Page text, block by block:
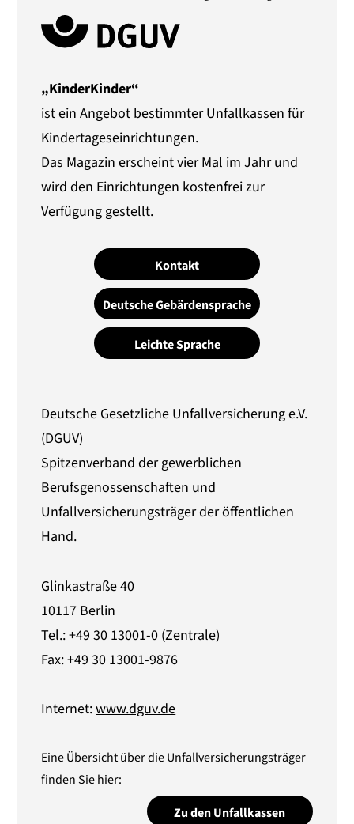
„KinderKinder“
ist ein Angebot bestimmter Unfallkassen für
Kindertageseinrichtungen.
Das Magazin erscheint vier Mal im Jahr und
wird den Einrichtungen kostenfrei zur
Verfügung gestellt.
Kontakt
Deutsche Gebärdensprache
Leichte Sprache
Deutsche Gesetzliche Unfallversicherung e.V.
(DGUV)
Spitzenverband der gewerblichen
Berufsgenossenschaften und
Unfallversicherungsträger der öffentlichen
Hand.
Glinkastraße 40
10117 Berlin
Tel.: +49 30 13001-0 (Zentrale)
Fax: +49 30 13001-9876
Internet:www.dguv.de
Eine Übersicht über die Unfallversicherungsträger
finden Sie hier:
Zu den Unfallkassen